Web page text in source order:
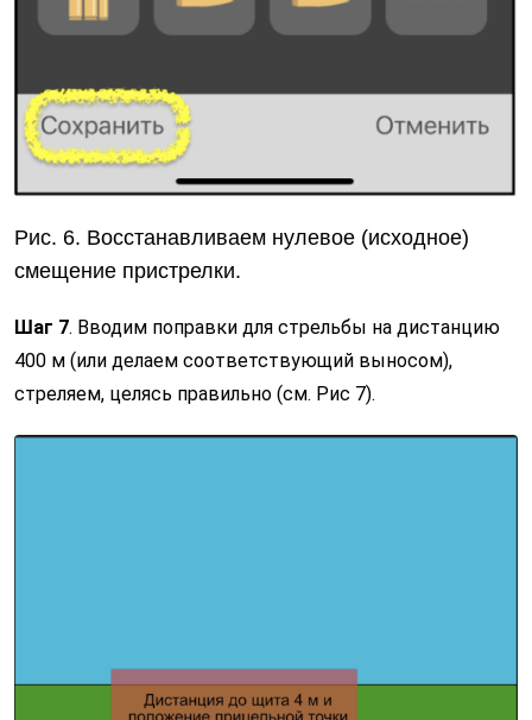
Рис. 6. Восстанавливаем нулевое (исходное)
смещение пристрелки.
Шаг 7. Вводим поправки для стрельбы на дистанцию
400 м (или делаем соответствующий выносом),
стреляем, целясь правильно (см. Рис 7).